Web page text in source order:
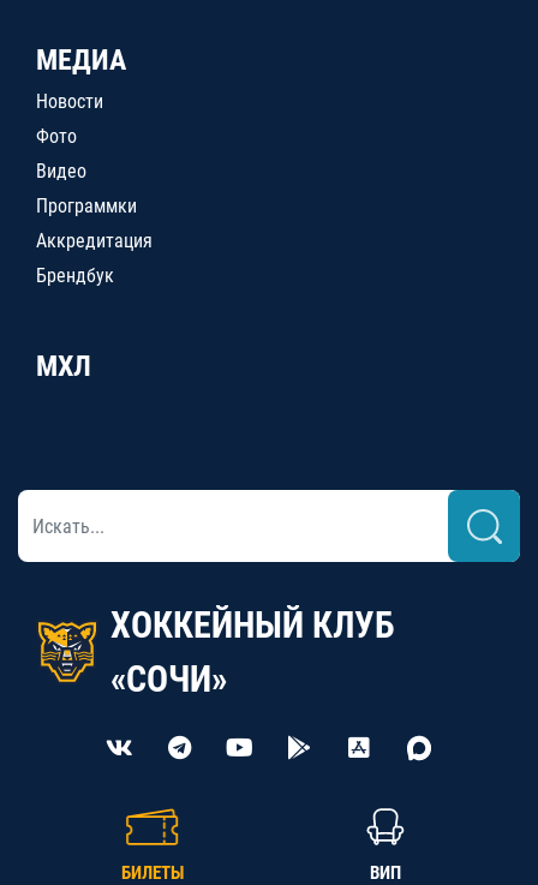
МЕДИА
Новости
Фото
Видео
Программки
Аккредитация
Брендбук
МХЛ
ХОККЕЙНЫЙ КЛУБ
«СОЧИ»
БИЛЕТЫ ВИП